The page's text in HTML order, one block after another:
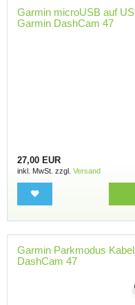
Garmin microUSB auf
Garmin DashCam 47
27,00 EUR
inkl. MwSt. zzgl. Versand
Garmin Parkmodus
DashCam 47